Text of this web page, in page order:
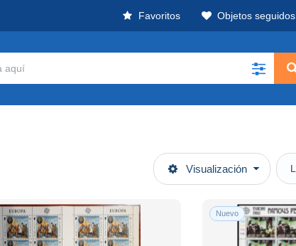
Favoritos Objetos seguidos
Visualización
Nuevo